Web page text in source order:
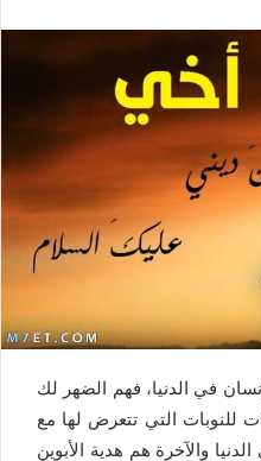
في الدنيا، فهم الضهر لك
للنوبات التي تتعرض لها مع
والآخرة هم هدية الأبوين